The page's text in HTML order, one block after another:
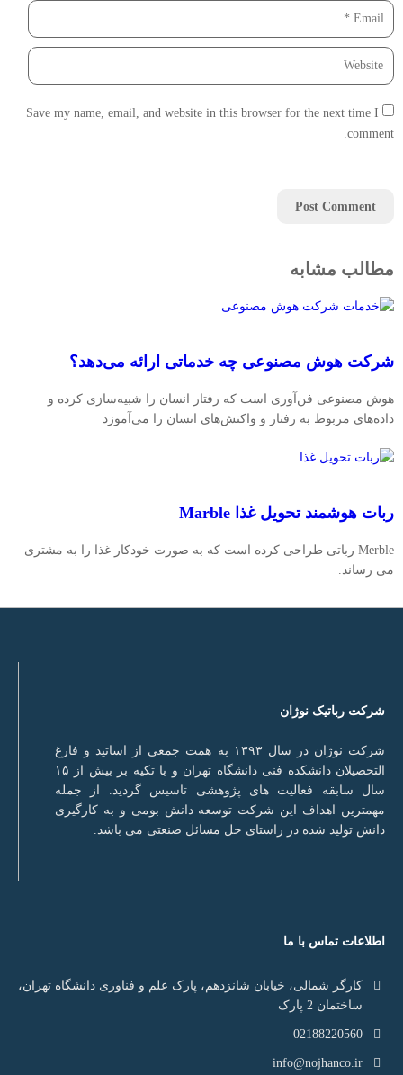
Save my name, email, and website in this browser for the next time I
comment.
مطالب مشابه
شرکت هوش مصنوعی چه خدماتی ارائه می‌دهد؟
هوش مصنوعی فن‌آوری است که رفتار انسان را شبیه‌سازی کرده و
داده‌های مربوط به رفتار و واکنش‌های انسان را می­‌آموزد
ربات هوشمند تحویل غذا Marble
Merble رباتی طراحی کرده است که به صورت خودکار غذا را به مشتری
می رساند.
شرکت رباتیک نوژان
شرکت نوژان در سال ۱۳۹۳ به همت جمعی از اساتید و فارغ
التحصیلان دانشکده فنی دانشگاه تهران و با تکیه بر بیش از ۱۵
سال سابقه فعالیت های پژوهشی تاسیس گردید. از جمله
مهمترین اهداف این شرکت توسعه دانش بومی و به کارگیری
دانش تولید شده در راستای حل مسائل صنعتی می باشد.
اطلاعات تماس با ما
کارگر شمالی، خیابان شانزدهم، پارک علم و فناوری دانشگاه تهران،
ساختمان 2 پارک
02188220560
info@nojhanco.ir